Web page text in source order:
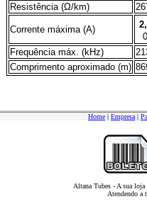
Resistência (Ω/km)
Corrente máxima (A)
Frequência máx. (kHz)
Comprimento aproximado (m)
Home | Empresa |
Altana Tubes - A sua
Atendendo a